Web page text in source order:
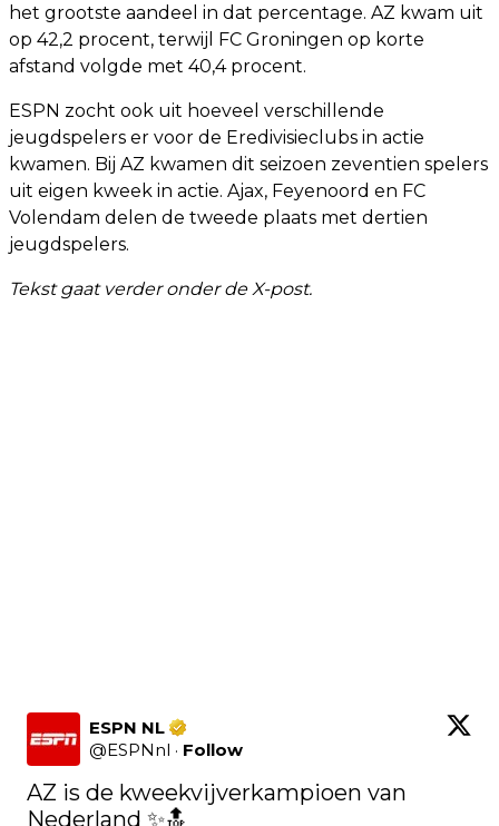
het grootste aandeel in dat percentage. AZ kwam uit
op 42,2 procent, terwijl FC Groningen op korte
afstand volgde met 40,4 procent.
ESPN zocht ook uit hoeveel verschillende
jeugdspelers er voor de Eredivisieclubs in actie
kwamen. Bij AZ kwamen dit seizoen zeventien spelers
uit eigen kweek in actie. Ajax, Feyenoord en FC
Volendam delen de tweede plaats met dertien
jeugdspelers.
Tekst gaat verder onder de X-post.
ESPN NL
@ESPNnl · Follow
AZ is de kweekvijverkampioen van
Nederland ✨🔝